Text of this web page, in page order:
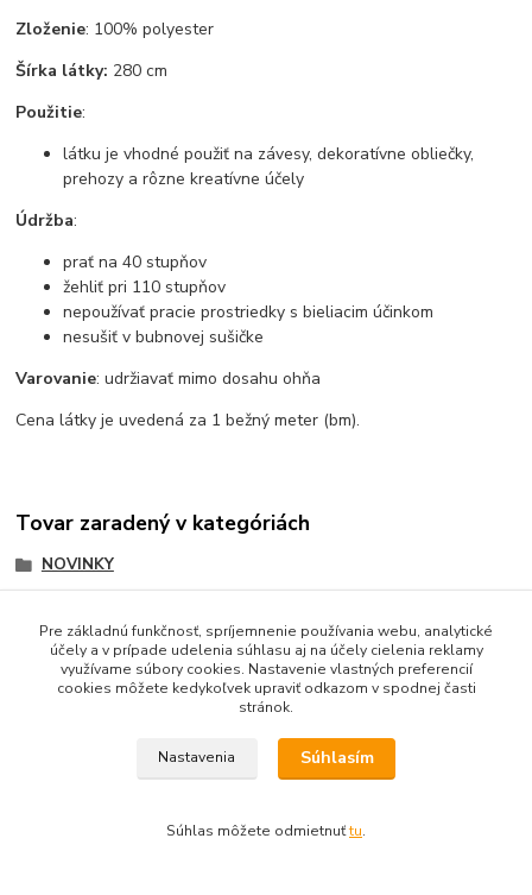
Zloženie: 100% polyester
Šírka látky: 280 cm
Použitie:
látku je vhodné použiť na závesy, dekoratívne obliečky,
prehozy a rôzne kreatívne účely
Údržba:
prať na 40 stupňov
žehliť pri 110 stupňov
nepoužívať pracie prostriedky s bieliacim účinkom
nesušiť v bubnovej sušičke
Varovanie: udržiavať mimo dosahu ohňa
Cena látky je uvedená za 1 bežný meter (bm).
Tovar zaradený v kategóriách
NOVINKY
Dekoračné látky
Obsah webovej stránky je možné používať len so súhlasom
majiteľa.
Pre základnú funkčnosť, spríjemnenie používania webu, analytické
účely a v prípade udelenia súhlasu aj na účely cielenia reklamy
využívame súbory cookies. Nastavenie vlastných preferencií
cookies môžete kedykoľvek upraviť odkazom v spodnej časti
stránok.
Nastavenia Súhlasím
Súhlas môžete odmietnuťtu.